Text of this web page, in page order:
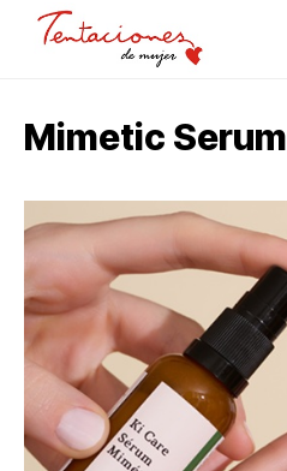
Mimetic Serum